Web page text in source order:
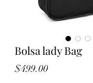
Bolsa lady Bag
$499.00Precio